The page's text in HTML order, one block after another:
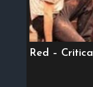
Red – Critica